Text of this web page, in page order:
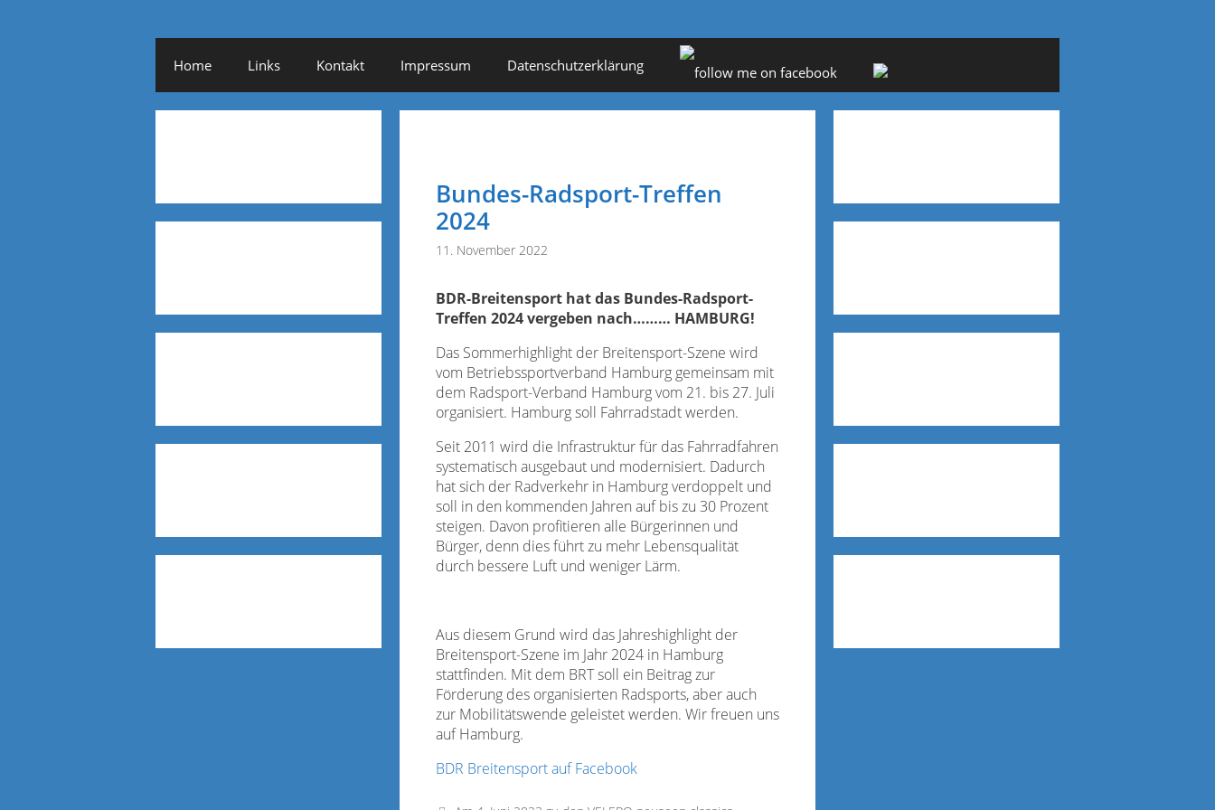
Home Links Kontakt Impressum Datenschutzerklärung
Bundes-Radsport-Treffen
2024
11. November 2022
BDR-Breitensport hat das Bundes-Radsport-
Treffen 2024 vergeben nach……… HAMBURG!
Das Sommerhighlight der Breitensport-Szene wird
vom Betriebssportverband Hamburg gemeinsam mit
dem Radsport-Verband Hamburg vom 21. bis 27. Juli
organisiert. Hamburg soll Fahrradstadt werden.
Seit 2011 wird die Infrastruktur für das Fahrradfahren
systematisch ausgebaut und modernisiert. Dadurch
hat sich der Radverkehr in Hamburg verdoppelt und
soll in den kommenden Jahren auf bis zu 30 Prozent
steigen. Davon profitieren alle Bürgerinnen und
Bürger, denn dies führt zu mehr Lebensqualität
durch bessere Luft und weniger Lärm.
Aus diesem Grund wird das Jahreshighlight der
Breitensport-Szene im Jahr 2024 in Hamburg
stattfinden. Mit dem BRT soll ein Beitrag zur
Förderung des organisierten Radsports, aber auch
zur Mobilitätswende geleistet werden. Wir freuen uns
auf Hamburg.
BDR Breitensport auf Facebook